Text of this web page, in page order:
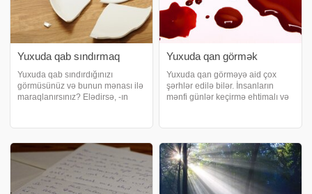
Yuxuda qab sındırmaq
Yuxuda qab sındırdığınızı
görmüsünüz və bunun mənası ilə
maraqlanırsınız? Elədirsə, -ın
sındırmaq. İş və ailə həyatında
çətin və problemli bir proses
yaşayacağınız
Yuxuda qan görmək
Yuxuda qan görməyə aid çox
şərhlər edilə bilər. İnsanların
mənfi günlər keçirmə ehtimalı və
tez çətinliklər, düşmənçilik,
narahat günlər kimi şərh olunur.
Qan görə